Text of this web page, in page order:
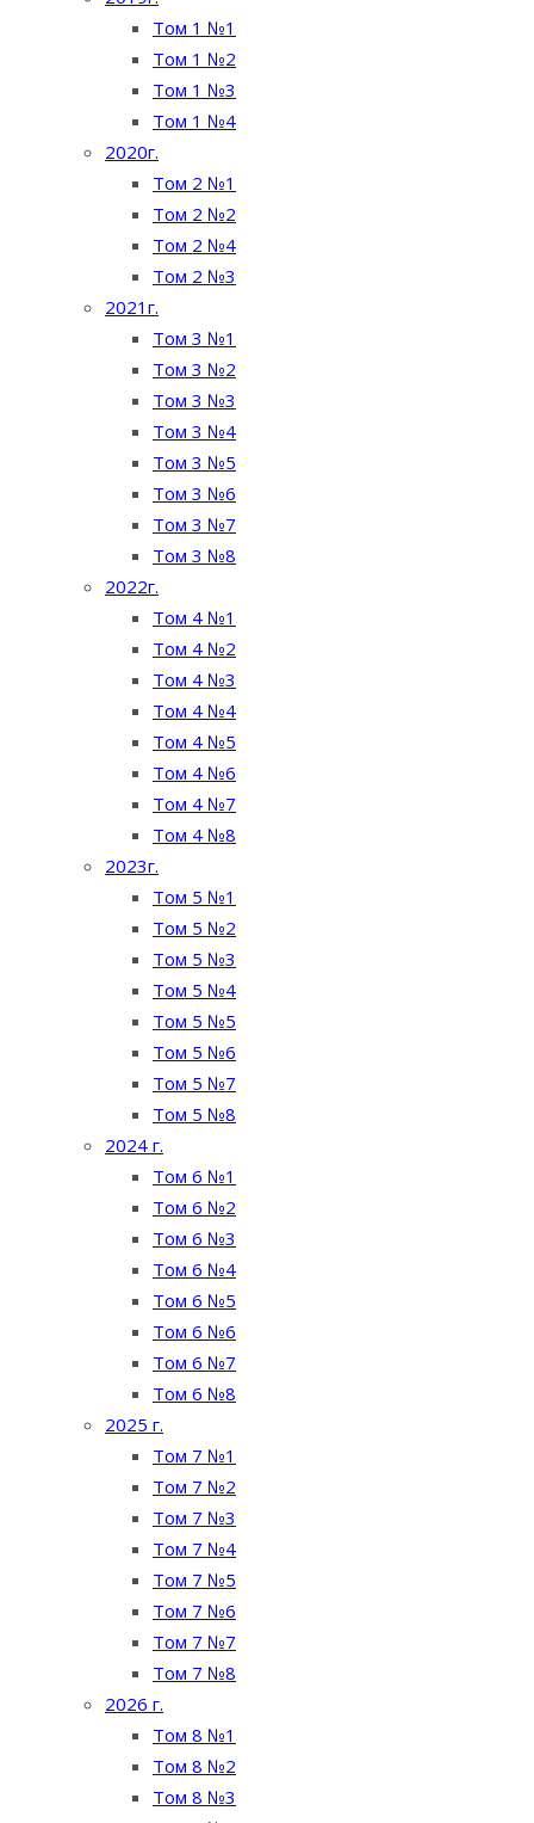
Том 1 №1
Том 1 №2
Том 1 №3
Том 1 №4
2020г.
Том 2 №1
Том 2 №2
Том 2 №4
Том 2 №3
2021г.
Том 3 №1
Том 3 №2
Том 3 №3
Том 3 №4
Том 3 №5
Том 3 №6
Том 3 №7
Том 3 №8
2022г.
Том 4 №1
Том 4 №2
Том 4 №3
Том 4 №4
Том 4 №5
Том 4 №6
Том 4 №7
Том 4 №8
2023г.
Том 5 №1
Том 5 №2
Том 5 №3
Том 5 №4
Том 5 №5
Том 5 №6
Том 5 №7
Том 5 №8
2024 г.
Том 6 №1
Том 6 №2
Том 6 №3
Том 6 №4
Том 6 №5
Том 6 №6
Том 6 №7
Том 6 №8
2025 г.
Том 7 №1
Том 7 №2
Том 7 №3
Том 7 №4
Том 7 №5
Том 7 №6
Том 7 №7
Том 7 №8
2026 г.
Том 8 №1
Том 8 №2
Том 8 №3